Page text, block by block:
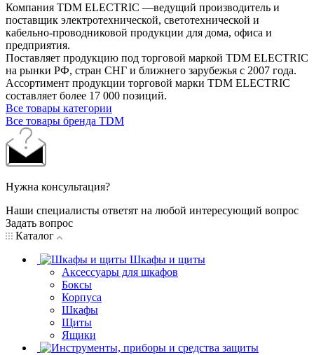
Компания TDM ELECTRIC —ведущий производитель и
поставщик электротехнической, светотехнической и
кабельно-проводниковой продукции для дома, офиса и
предприятия.
Поставляет продукцию под торговой маркой TDM ELECTRIC
на рынки РФ, стран СНГ и ближнего зарубежья с 2007 года.
Ассортимент продукции торговой марки TDM ЕLECTRIC
составляет более 17 000 позиций.
Все товары категории
Все товары бренда TDM
Нужна консультация?
Наши специалисты ответят на любой интересующий вопрос
Задать вопрос
Каталог
Шкафы и щиты
Аксессуары для шкафов
Боксы
Корпуса
Шкафы
Щиты
Ящики